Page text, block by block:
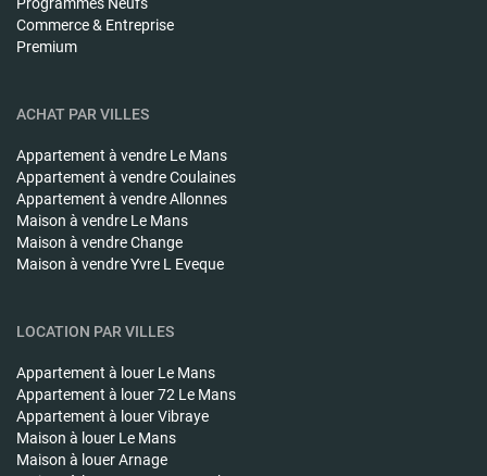
Commerce & Entreprise
Premium
ACHAT PAR VILLES
Appartement à vendre Le Mans
Appartement à vendreCoulaines
Appartement à vendreAllonnes
Maison à vendre Le Mans
Maison à vendreChange
Maison à vendreYvre L Eveque
LOCATION PAR VILLES
Appartement à louer Le Mans
Appartement à louer72 Le Mans
Appartement à louerVibraye
Maison à louer Le Mans
Maison à louerArnage